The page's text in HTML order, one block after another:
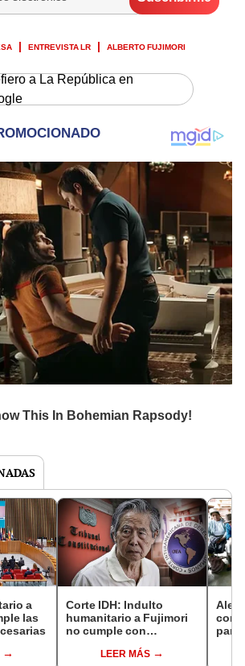
ENTREVISTA LR ALBERTO FUJIMORI
a La República en
a
las
Corte IDH: Indulto
humanitario a Fujimori
no cumple con
LEER MÁS
para